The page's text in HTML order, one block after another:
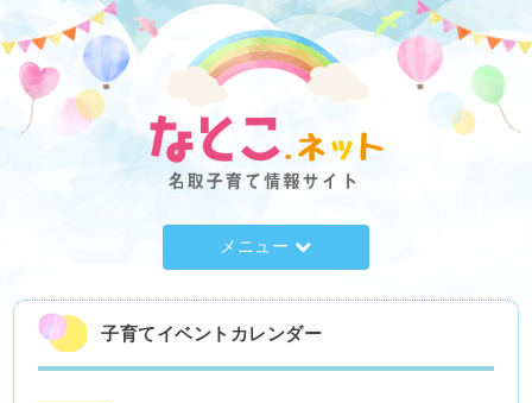
メニュー
子育てイベントカレンダー